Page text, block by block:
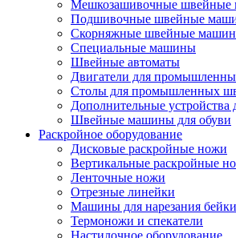
Мешкозашивочные
Подшивочные швейные
Скорняжные швейные
Специальные машины
Швейные автоматы
Двигатели для
Столы для промышленных
Дополнительные
Швейные машины для обуви
Раскройное оборудование
Дисковые раскройные ножи
Вертикальные раскройные
Ленточные ножи
Отрезные линейки
Машины для нарезания бейки
Термоножи и спекатели
Настилочное оборудование